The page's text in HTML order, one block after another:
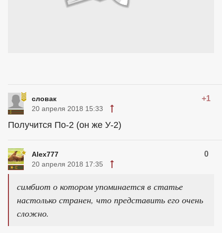
словак +1
20 апреля 2018 15:33
Получится По-2 (он же У-2)
Alex777 0
20 апреля 2018 17:35
симбиот о котором упоминается в статье
настолько странен, что представить его очень
сложно.